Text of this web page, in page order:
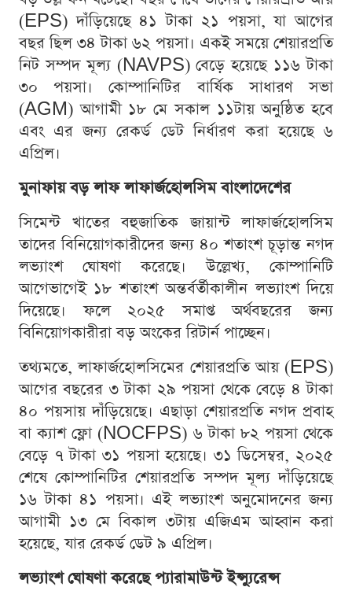
(EPS) দাঁড়িয়েছে ৪১ টাকা ২১ পয়সা, যা আগের
বছর ছিল ৩৪ টাকা ৬২ পয়সা। একই সময়ে শেয়ারপ্রতি
নিট সম্পদ মূল্য (NAVPS) বেড়ে হয়েছে ১১৬ টাকা
৩০ পয়সা। কোম্পানিটির বার্ষিক সাধারণ সভা
(AGM) আগামী ১৮ মে সকাল ১১টায় অনুষ্ঠিত হবে
এবং এর জন্য রেকর্ড ডেট নির্ধারণ করা হয়েছে ৬
এপ্রিল।
মুনাফায় বড় লাফ লাফার্জহোলসিম বাংলাদেশের
সিমেন্ট খাতের বহুজাতিক জায়ান্ট লাফার্জহোলসিম
তাদের বিনিয়োগকারীদের জন্য ৪০ শতাংশ চূড়ান্ত নগদ
লভ্যাংশ ঘোষণা করেছে। উল্লেখ্য, কোম্পানিটি
আগেভাগেই ১৮ শতাংশ অন্তর্বর্তীকালীন লভ্যাংশ দিয়ে
দিয়েছে। ফলে ২০২৫ সমাপ্ত অর্থবছরের জন্য
বিনিয়োগকারীরা বড় অংকের রিটার্ন পাচ্ছেন।
তথ্যমতে, লাফার্জহোলসিমের শেয়ারপ্রতি আয় (EPS)
আগের বছরের ৩ টাকা ২৯ পয়সা থেকে বেড়ে ৪ টাকা
৪০ পয়সায় দাঁড়িয়েছে। এছাড়া শেয়ারপ্রতি নগদ প্রবাহ
বা ক্যাশ ফ্লো (NOCFPS) ৬ টাকা ৮২ পয়সা থেকে
বেড়ে ৭ টাকা ৩১ পয়সা হয়েছে। ৩১ ডিসেম্বর, ২০২৫
শেষে কোম্পানিটির শেয়ারপ্রতি সম্পদ মূল্য দাঁড়িয়েছে
১৬ টাকা ৪১ পয়সা। এই লভ্যাংশ অনুমোদনের জন্য
আগামী ১৩ মে বিকাল ৩টায় এজিএম আহ্বান করা
হয়েছে, যার রেকর্ড ডেট ৯ এপ্রিল।
লভ্যাংশ ঘোষণা করেছে প্যারামাউন্ট ইন্স্যুরেন্স